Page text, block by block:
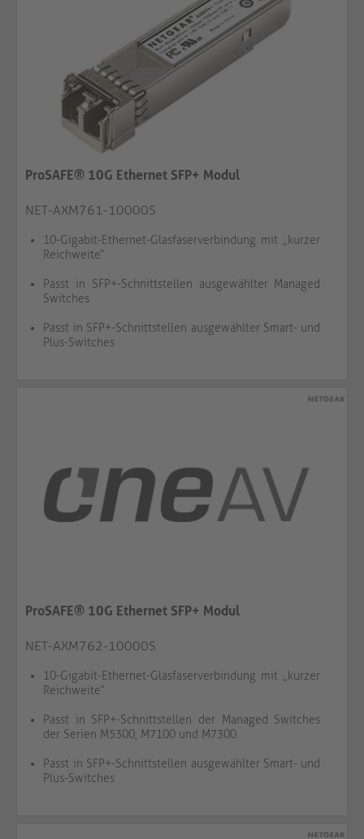
ProSAFE® 10G Ethernet SFP+ Modul
NET-AXM761-10000S
10-Gigabit-Ethernet-Glasfaserverbindung mit „kurzer
Reichweite“
Passt in SFP+-Schnittstellen ausgewählter Managed
Switches
Passt in SFP+-Schnittstellen ausgewählter Smart- und
Plus-Switches
ProSAFE® 10G Ethernet SFP+ Modul
NET-AXM762-10000S
10-Gigabit-Ethernet-Glasfaserverbindung mit „kurzer
Reichweite“
Passt in SFP+-Schnittstellen der Managed Switches
der Serien M5300, M7100 und M7300
Passt in SFP+-Schnittstellen ausgewählter Smart- und
Plus-Switches